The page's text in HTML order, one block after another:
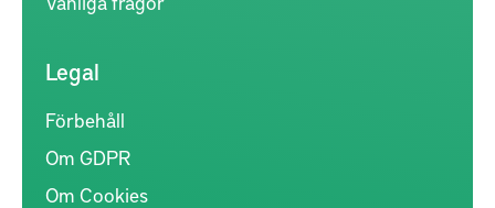
Legal
Förbehåll
Om GDPR
Om Cookies